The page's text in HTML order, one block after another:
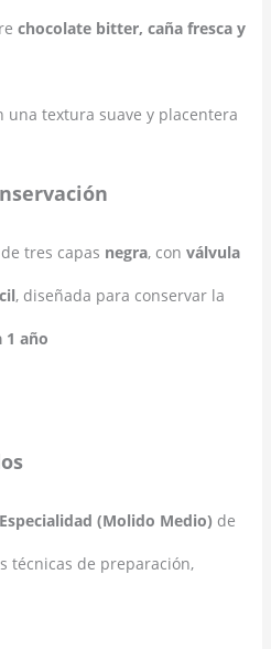
chocolate bitter, caña fresca y
una textura suave y placentera
tres capas negra, con válvula
, diseñada para conservar la
1 año
(Molido Medio) de
técnicas de preparación,